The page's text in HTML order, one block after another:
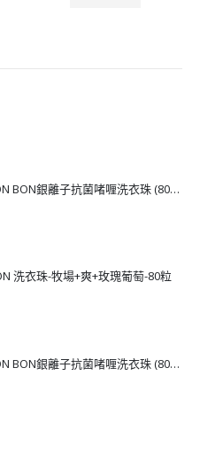
[J206232] 日本BON BON銀離子抗菌啫喱洗衣珠 (80粒)
洗衣珠-牧場+爽+玫瑰葡萄-80粒
[J111043] 日本BON BON銀離子抗菌啫喱洗衣珠 (80粒)